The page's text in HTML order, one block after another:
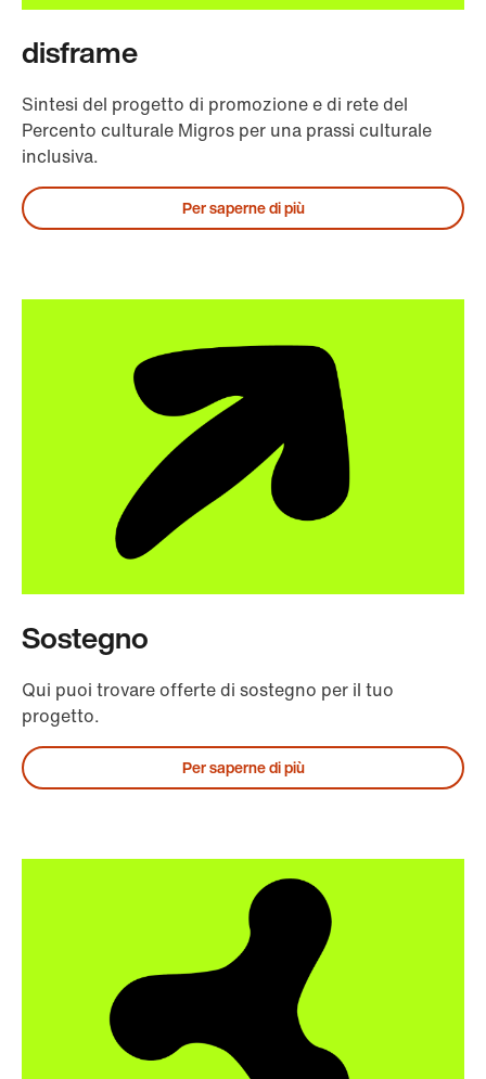
disframe
Sintesi del progetto di promozione e di rete del
Percento culturale Migros per una prassi culturale
inclusiva.
Per saperne di più
Sostegno
Qui puoi trovare offerte di sostegno per il tuo
progetto.
Per saperne di più